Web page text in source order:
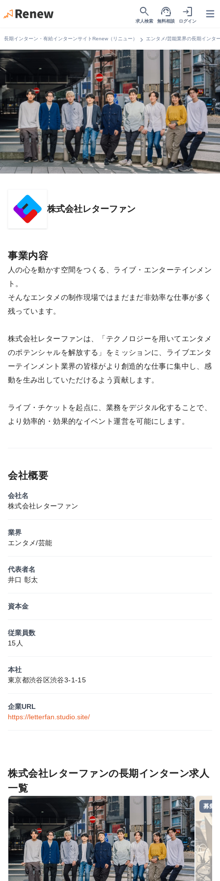
search
求人検索
support_agent
無料相談
login
ログイン
長期インターン・有給インターンサイトRenew（リニュー） chevron_right エンタメ/芸能業界の長期インタ
株式会社レターファン
事業内容
人の心を動かす空間をつくる、ライブ・エンターテインメン
ト。
そんなエンタメの制作現場ではまだまだ非効率な仕事が多く
残っています。
株式会社レターファンは、「テクノロジーを用いてエンタメ
のポテンシャルを解放する」をミッションに、ライブエンタ
ーテインメント業界の皆様がより創造的な仕事に集中し、感
動を生み出していただけるよう貢献します。
ライブ・チケットを起点に、業務をデジタル化することで、
より効率的・効果的なイベント運営を可能にします。
会社概要
会社名
株式会社レターファン
業界
エンタメ/芸能
代表者名
井口 彰太
資本金
従業員数
15人
本社
東京都渋谷区渋谷3-1-15
企業URL
https://letterfan.studio.site/
株式会社レターファンの長期インターン求人
一覧
募集